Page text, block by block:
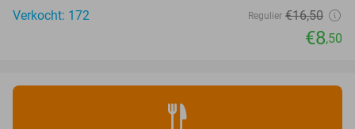
Verkocht: 172
Regulier €16,50
€8,50